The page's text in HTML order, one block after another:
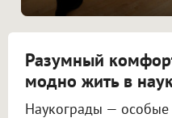
Разумный
модно жить в
Наукограды — особые